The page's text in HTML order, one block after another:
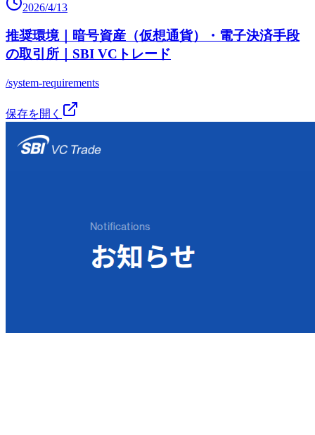
2026/4/13
推奨環境｜暗号資産（仮想通貨）・電子決済手段
の取引所｜SBI VCトレード
/system-requirements
保存を開く